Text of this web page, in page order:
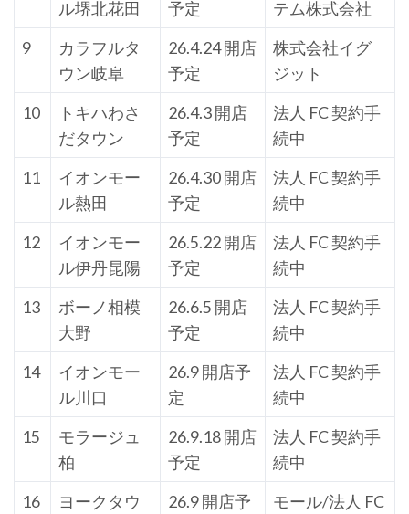
ル堺北花田
予定
テム株式会社
9
カラフルタ
ウン岐阜
26.4.24 開店
予定
株式会社イグ
ジット
10
トキハわさ
だタウン
26.4.3 開店
予定
法人 FC 契約手
続中
11
イオンモー
ル熱田
26.4.30 開店
予定
法人 FC 契約手
続中
12
イオンモー
ル伊丹昆陽
26.5.22 開店
予定
法人 FC 契約手
続中
13
ボーノ相模
大野
26.6.5 開店
予定
法人 FC 契約手
続中
14
イオンモー
ル川口
26.9 開店予
定
法人 FC 契約手
続中
15
モラージュ
柏
26.9.18 開店
予定
法人 FC 契約手
続中
16
ヨークタウ
26.9 開店予
モール/法人 FC